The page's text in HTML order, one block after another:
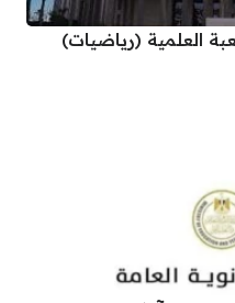
العلمية (رياضيات)